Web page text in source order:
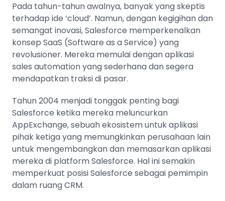
Pada tahun-tahun awalnya, banyak yang skeptis
terhadap ide ‘cloud’. Namun, dengan kegigihan dan
semangat inovasi, Salesforce memperkenalkan
konsep SaaS (Software as a Service) yang
revolusioner. Mereka memulai dengan aplikasi
sales automation yang sederhana dan segera
mendapatkan traksi di pasar.
Tahun 2004 menjadi tonggak penting bagi
Salesforce ketika mereka meluncurkan
AppExchange, sebuah ekosistem untuk aplikasi
pihak ketiga yang memungkinkan perusahaan lain
untuk mengembangkan dan memasarkan aplikasi
mereka di platform Salesforce. Hal ini semakin
memperkuat posisi Salesforce sebagai pemimpin
dalam ruang CRM.